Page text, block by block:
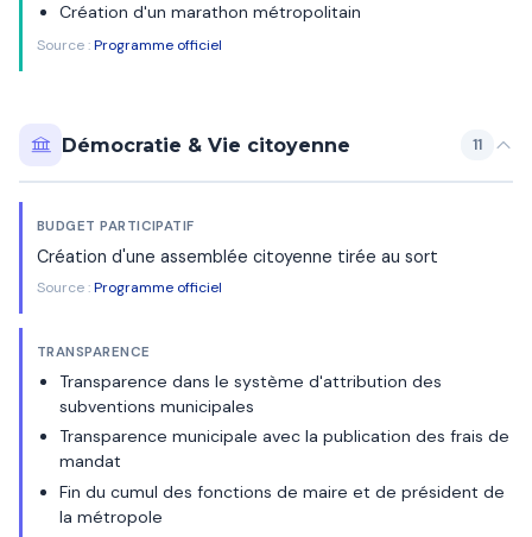
Création d'un marathon métropolitain
Source :Programme officiel
Démocratie & Vie citoyenne 11
BUDGET PARTICIPATIF
Création d'une assemblée citoyenne tirée au sort
Source :Programme officiel
TRANSPARENCE
Transparence dans le système d'attribution des
subventions municipales
Transparence municipale avec la publication des frais de
mandat
Fin du cumul des fonctions de maire et de président de
la métropole